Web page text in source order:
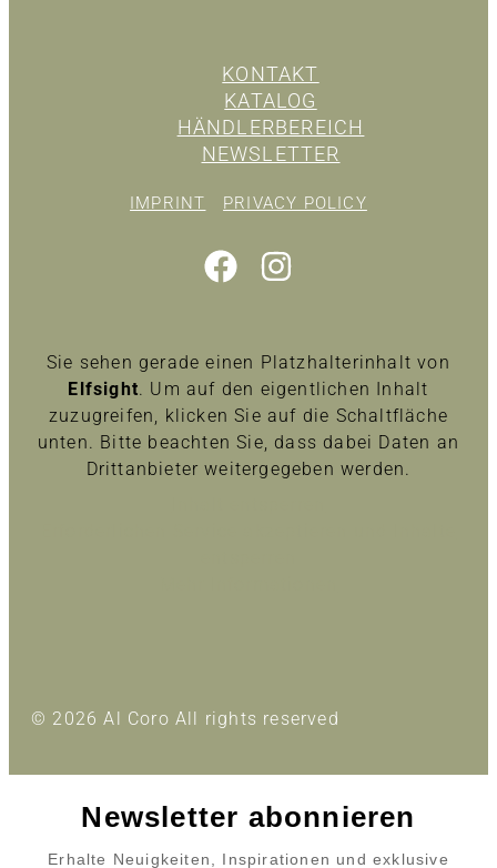
KONTAKT
KATALOG
HÄNDLERBEREICH
NEWSLETTER
IMPRINT PRIVACY POLICY
Sie sehen gerade einen Platzhalterinhalt von
Elfsight. Um auf den eigentlichen Inhalt
zuzugreifen, klicken Sie auf die Schaltfläche
unten. Bitte beachten Sie, dass dabei Daten an
Drittanbieter weitergegeben werden.
© 2026 Al Coro All rights reserved
Newsletter abonnieren
Erhalte Neuigkeiten, Inspirationen und exklusive